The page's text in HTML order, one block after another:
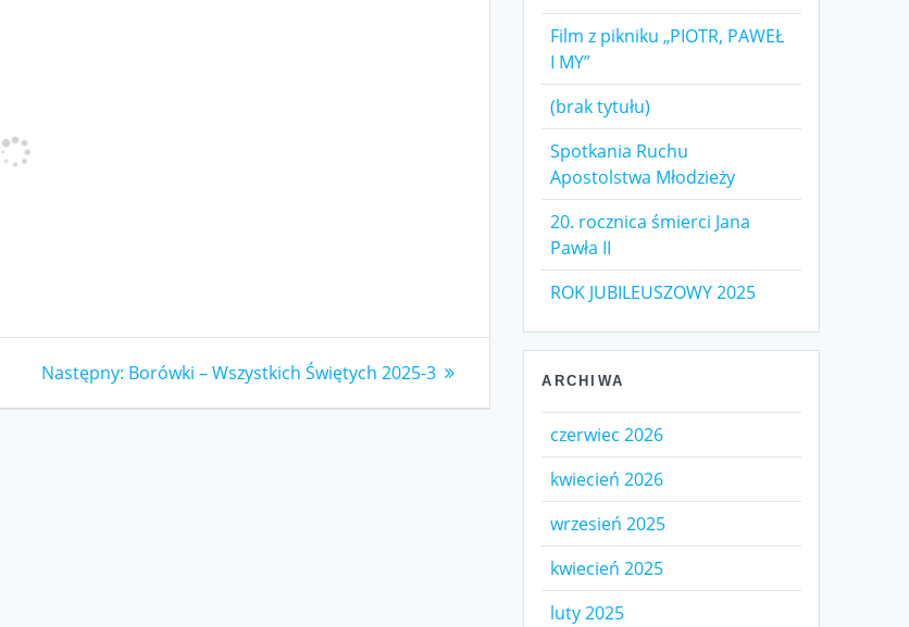
Następny: Następny
Borówki – Wszystkich Świętych 2025-3
Film z pikniku „PIOTR, PAWEŁ
I MY”
(brak tytułu)
Spotkania Ruchu
Apostolstwa Młodzieży
20. rocznica śmierci Jana
Pawła II
ROK JUBILEUSZOWY 2025
ARCHIWA
czerwiec 2026
kwiecień 2026
wrzesień 2025
kwiecień 2025
luty 2025